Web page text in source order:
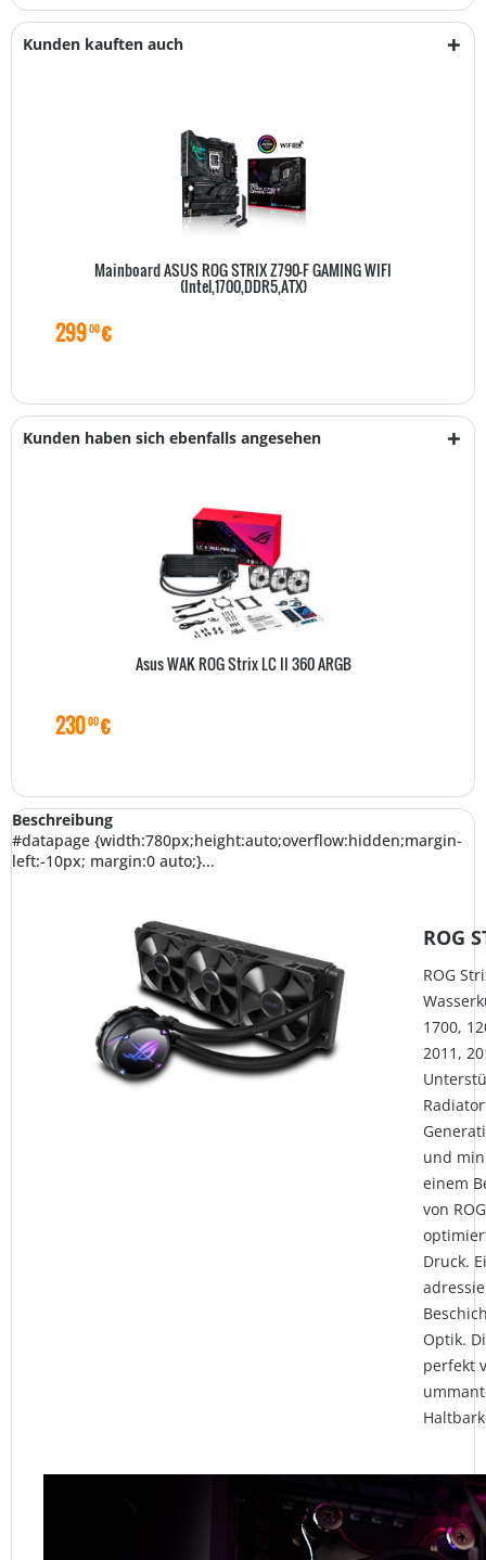
Kunden kauften auch
Mainboard ASUS ROG STRIX Z790-F GAMING WIFI
(Intel,1700,DDR5,ATX)
29900€
Kunden haben sich ebenfalls angesehen
Asus WAK ROG Strix LC II 360 ARGB
23000€
Beschreibung
#datapage {width:780px;height:auto;overflow:hidden;margin-
left:-10px; margin:0 auto;}...
ROG
ROG
1700,
2011,
und
einem
von
Druck.
Optik.
perfekt